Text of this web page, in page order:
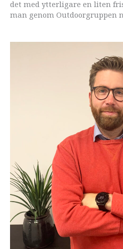
det med ytterligare en liten
man genom Outdoor­gruppen